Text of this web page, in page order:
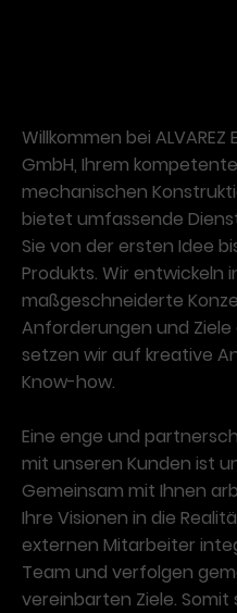
Willkommen bei
GmbH, Ihrem
mechanischen
bietet umfassende
Sie von der ersten Idee
Produkts. Wir entwickeln
maßgeschneiderte
Anforderungen und
setzen wir auf kreative
Know-how.
Eine enge und
mit unseren Kunden ist
Gemeinsam mit Ihnen
Ihre Visionen in die
externen Mitarbeiter
Team und verfolgen
vereinbarten Ziele.